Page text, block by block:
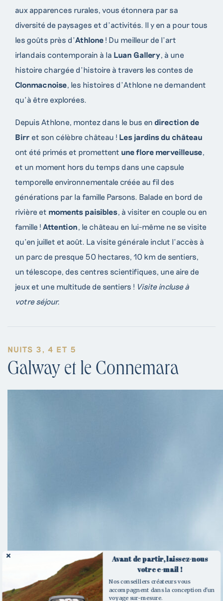
créateurs de voyages
notre demande de devis ou à contacter l’un
de nos conseillers par téléphone.
aux apparences rurales, vous étonnera par sa
diversité de paysages et d’activités. Il y en a pour tous
les goûts près d’Athlone ! Du meilleur de l’art
irlandais contemporain à la Luan Gallery , à une
histoire chargée d’histoire à travers les contes de
Clonmacnoise , les histoires d’Athlone ne demandent
qu’à être explorées.
Depuis Athlone, montez dans le bus en direction de
Birr et son célèbre château ! L es jardins du château
ont été primés et promettent une flore merveilleuse
et un moment hors du temps dans une capsule
temporelle environnementale créée au fil des
générations par la famille Parsons. Balade en bord de
rivière et moments paisibles , à visiter en couple ou en
famille ! Attention , le château en lui-même ne se visite
qu’en juillet et août. La visite générale inclut l’accès à
un parc de presque 50 hectares, 10 km de sentiers,
un télescope, des centres scientifiques, une aire de
jeux et une multitude de sentiers ! Visite incluse à
votre séjour.
NUITS 3, 4 ET 5
Galway et le Connemara
Avant de partir, laissez-nous
votre e-mail !
Nos conseillers créateurs vous
accompagnent dans la conception d'un
voyage sur-mesure.